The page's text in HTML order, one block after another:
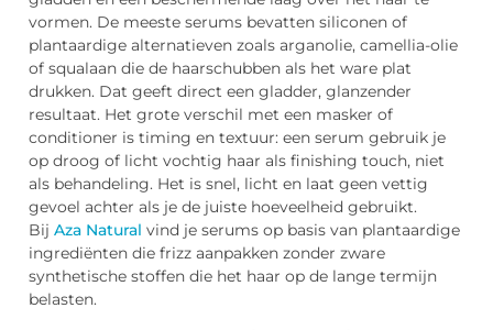
vormen. De meeste serums bevatten siliconen of
plantaardige alternatieven zoals arganolie, camellia-olie
of squalaan die de haarschubben als het ware plat
drukken. Dat geeft direct een gladder, glanzender
resultaat. Het grote verschil met een masker of
conditioner is timing en textuur: een serum gebruik je
op droog of licht vochtig haar als finishing touch, niet
als behandeling. Het is snel, licht en laat geen vettig
gevoel achter als je de juiste hoeveelheid gebruikt.
Bij Aza Natural vind je serums op basis van plantaardige
ingrediënten die frizz aanpakken zonder zware
synthetische stoffen die het haar op de lange termijn
belasten.